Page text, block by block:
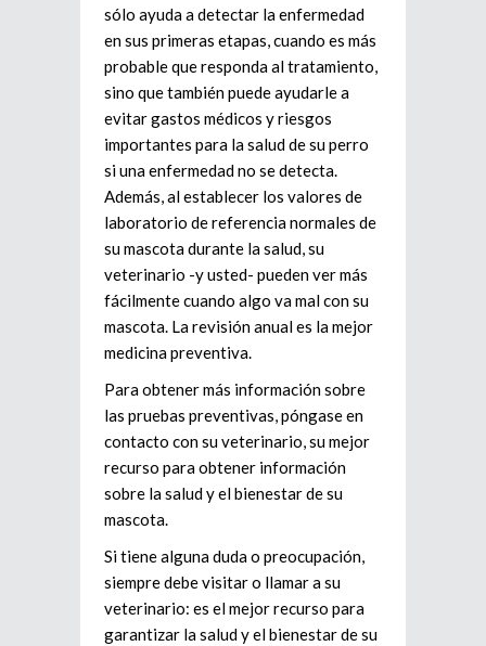
sólo ayuda a detectar la enfermedad
en sus primeras etapas, cuando es más
probable que responda al tratamiento,
sino que también puede ayudarle a
evitar gastos médicos y riesgos
importantes para la salud de su perro
si una enfermedad no se detecta.
Además, al establecer los valores de
laboratorio de referencia normales de
su mascota durante la salud, su
veterinario -y usted- pueden ver más
fácilmente cuando algo va mal con su
mascota. La revisión anual es la mejor
medicina preventiva.
Para obtener más información sobre
las pruebas preventivas, póngase en
contacto con su veterinario, su mejor
recurso para obtener información
sobre la salud y el bienestar de su
mascota.
Si tiene alguna duda o preocupación,
siempre debe visitar o llamar a su
veterinario: es el mejor recurso para
garantizar la salud y el bienestar de su